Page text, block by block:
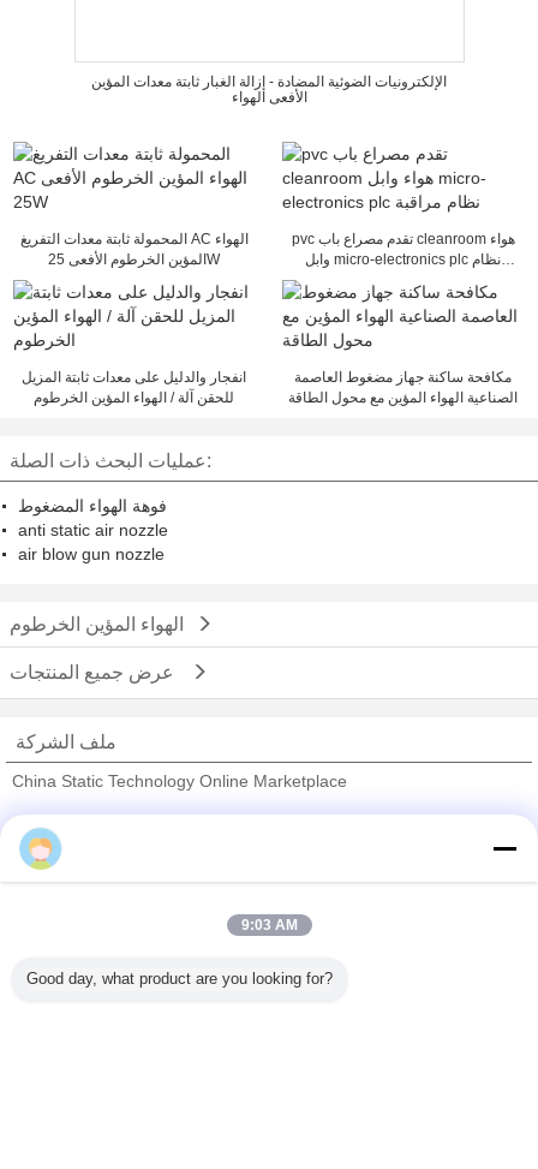
الإلكترونيات الضوئية المضادة - إزالة الغبار ثابتة معدات المؤين
الأفعى الهواء
المحمولة ثابتة معدات التفريغ AC الهواء
المؤين الخرطوم الأفعى 25W
pvc تقدم مصراع باب cleanroom هواء
وابل micro-electronics plc نظام
انفجار والدليل على معدات ثابتة المزيل
للحقن آلة / الهواء المؤين الخرطوم
مكافحة ساكنة جهاز مضغوط العاصمة
الصناعية الهواء المؤين مع محول الطاقة
عمليات البحث ذات الصلة:
فوهة الهواء المضغوط
anti static air nozzle
air blow gun nozzle
الهواء المؤين الخرطوم
ملف الشركة
China Static Technology Online Marketplace
Trust Seal
جميع المنتجات
9:03 AM
Good day, what product are you looking for?